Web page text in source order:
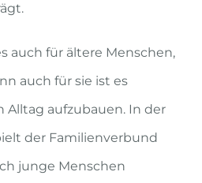
auch für ältere Menschen,
auch für sie ist es
Alltag aufzubauen. In der
der Familienverbund
junge Menschen